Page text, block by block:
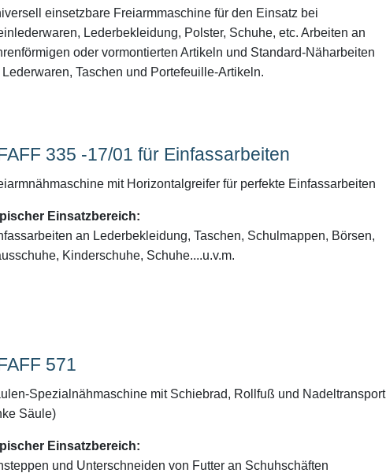
einsetzbare Freiarmmaschine für den Einsatz bei
Lederbekleidung, Polster, Schuhe, etc. Arbeiten an
oder vormontierten Artikeln und Standard-Näharbeiten
Lederwaren, Taschen und Portefeuille-Artikeln.
335 -17/01 für Einfassarbeiten
mit Horizontalgreifer für perfekte Einfassarbeiten
Einsatzbereich:
an Lederbekleidung, Taschen, Schulmappen, Börsen,
Kinderschuhe, Schuhe....u.v.m.
571
Spezialnähmaschine mit Schiebrad, Rollfuß und Nadeltransport
Säule)
Einsatzbereich:
und Unterschneiden von Futter an Schuhschäften